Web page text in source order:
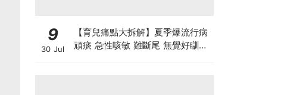
9
30 Jul
【育兒痛點大拆解】夏季爆流行病
頑痰 急性咳敏 難斷尾 無覺好瞓？